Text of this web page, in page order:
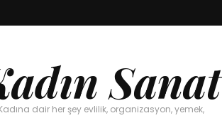
Sanat
dair her şey evlilik, organizasyon, yemek,